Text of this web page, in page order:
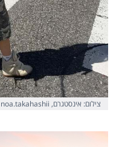
צילום: אינסטגרם, noa.takahashii